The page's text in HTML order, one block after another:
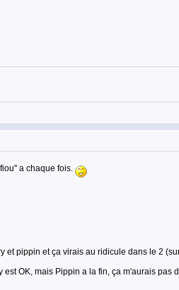
a chaque fois.
et pippin et ça virais au ridicule dans le 2
OK, mais Pippin a la fin, ça m'aurais pas